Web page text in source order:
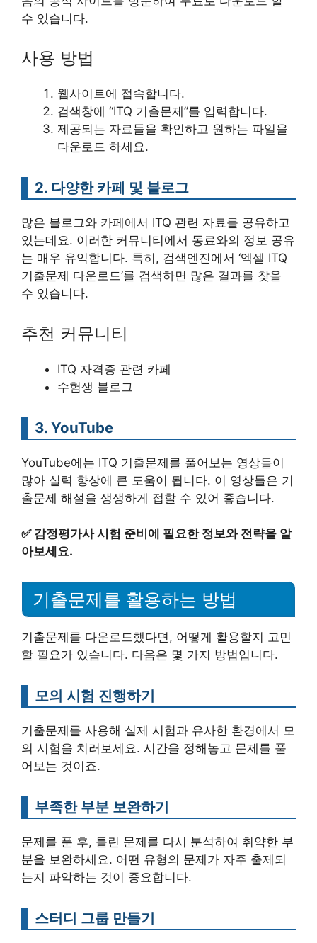
수 있습니다.
사용 방법
웹사이트에 접속합니다.
검색창에 “ITQ 기출문제”를 입력합니다.
제공되는 자료들을 확인하고 원하는 파일을
다운로드 하세요.
2. 다양한 카페 및 블로그
많은 블로그와 카페에서 ITQ 관련 자료를 공유하고
있는데요. 이러한 커뮤니티에서 동료와의 정보 공유
는 매우 유익합니다. 특히, 검색엔진에서 ‘엑셀 ITQ
기출문제 다운로드’를 검색하면 많은 결과를 찾을
수 있습니다.
추천 커뮤니티
ITQ 자격증 관련 카페
수험생 블로그
3. YouTube
YouTube에는 ITQ 기출문제를 풀어보는 영상들이
많아 실력 향상에 큰 도움이 됩니다. 이 영상들은 기
출문제 해설을 생생하게 접할 수 있어 좋습니다.
✅ 감정평가사 시험 준비에 필요한 정보와 전략을 알
아보세요.
기출문제를 활용하는 방법
기출문제를 다운로드했다면, 어떻게 활용할지 고민
할 필요가 있습니다. 다음은 몇 가지 방법입니다.
모의 시험 진행하기
기출문제를 사용해 실제 시험과 유사한 환경에서 모
의 시험을 치러보세요. 시간을 정해놓고 문제를 풀
어보는 것이죠.
부족한 부분 보완하기
문제를 푼 후, 틀린 문제를 다시 분석하여 취약한 부
분을 보완하세요. 어떤 유형의 문제가 자주 출제되
는지 파악하는 것이 중요합니다.
스터디 그룹 만들기